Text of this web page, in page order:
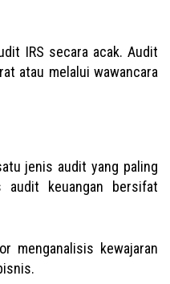
IRS secara acak. Audit
atau melalui wawancara
jenis audit yang paling
audit keuangan bersifat
menganalisis kewajaran